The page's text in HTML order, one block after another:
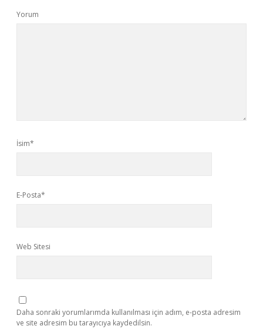
Yorum
İsim*
E-Posta*
Web Sitesi
Daha sonraki yorumlarımda kullanılması için adım, e-posta adresim
ve site adresim bu tarayıcıya kaydedilsin.